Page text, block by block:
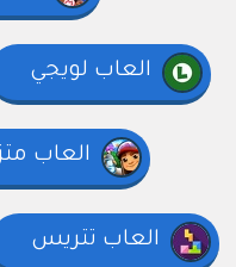
العاب لويجي
العاب
العاب تتريس